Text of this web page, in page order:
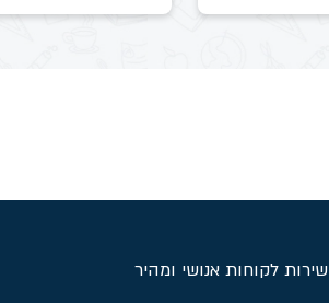
שירות לקוחות אנושי ומהיר